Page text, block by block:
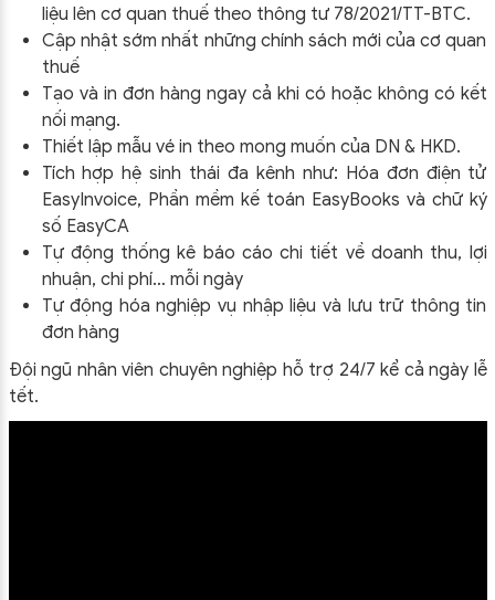
liệu lên cơ quan thuế theo thông tư 78/2021/TT-BTC.
Cập nhật sớm nhất những chính sách mới của cơ quan
thuế
Tạo và in đơn hàng ngay cả khi có hoặc không có kết
nối mạng.
Thiết lập mẫu vé in theo mong muốn của DN & HKD.
Tích hợp hệ sinh thái đa kênh như: Hóa đơn điện tử
EasyInvoice, Phần mềm kế toán EasyBooks và chữ ký
số EasyCA
Tự động thống kê báo cáo chi tiết về doanh thu, lợi
nhuận, chi phí… mỗi ngày
Tự động hóa nghiệp vụ nhập liệu và lưu trữ thông tin
đơn hàng
Đội ngũ nhân viên chuyên nghiệp hỗ trợ 24/7 kể cả ngày lễ
tết.